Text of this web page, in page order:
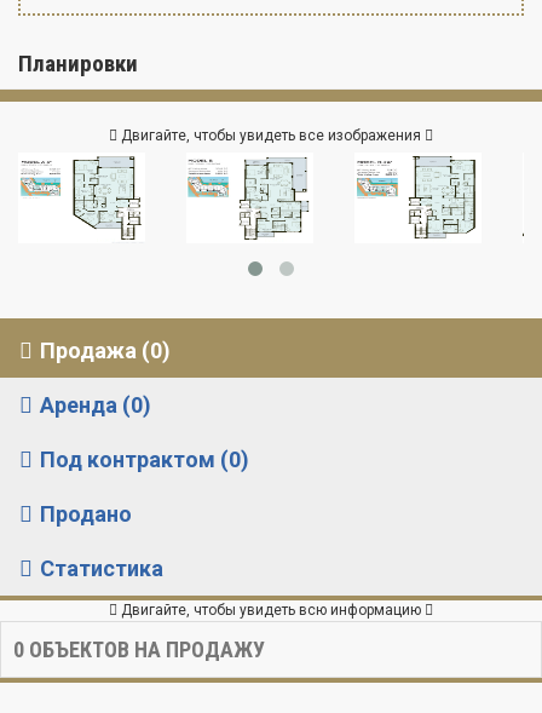
Планировки
Двигайте, чтобы увидеть все изображения
Продажа (0)
Аренда (0)
Под контрактом (0)
Продано
Статистика
Двигайте, чтобы увидеть всю информацию
0 ОБЪЕКТОВ НА ПРОДАЖУ